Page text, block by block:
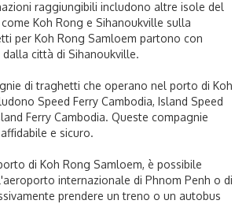
raggiungibili includono altre isole del
Koh Rong e Sihanoukville sulla
per Koh Rong Samloem partono con
città di Sihanoukville.
di traghetti che operano nel porto di Koh
Speed Ferry Cambodia, Island Speed
Ferry Cambodia. Queste compagnie
e sicuro.
di Koh Rong Samloem, è possibile
internazionale di Phnom Penh o di
prendere un treno o un autobus